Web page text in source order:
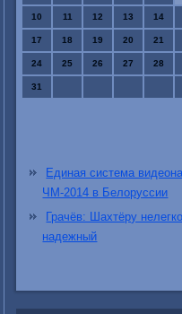
10 11 12 13 14
17 18 19 20 21
24 25 26 27 28
31
Единая система
ЧМ-2014 в Белоруссии
Грачёв: Шахтёру
надежный